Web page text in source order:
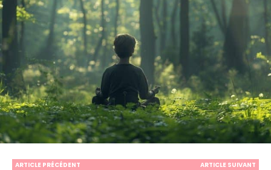
ARTICLE PRÉCÉDENT ARTICLE SUIVANT